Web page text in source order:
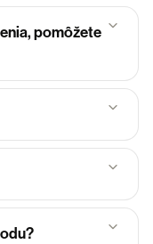
pomôžete